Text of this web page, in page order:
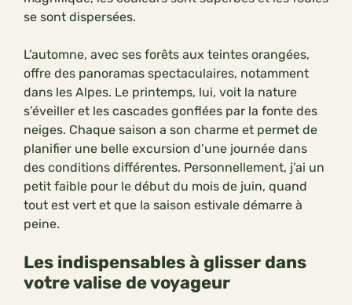
se sont dispersées.
L’automne, avec ses forêts aux teintes orangées,
offre des panoramas spectaculaires, notamment
dans les Alpes. Le printemps, lui, voit la nature
s’éveiller et les cascades gonflées par la fonte des
neiges. Chaque saison a son charme et permet de
planifier une belle excursion d’une journée dans
des conditions différentes. Personnellement, j’ai un
petit faible pour le début du mois de juin, quand
tout est vert et que la saison estivale démarre à
peine.
Les indispensables à glisser dans
votre valise de voyageur